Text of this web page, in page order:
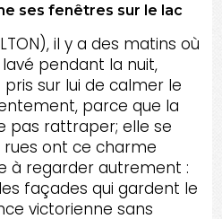
ses fenêtres sur le lac
il y a des matins où
pendant la nuit,
sur lui de calmer le
parce que la
pas rattraper; elle se
rues ont ce charme
à regarder autrement :
façades qui gardent le
victorienne sans